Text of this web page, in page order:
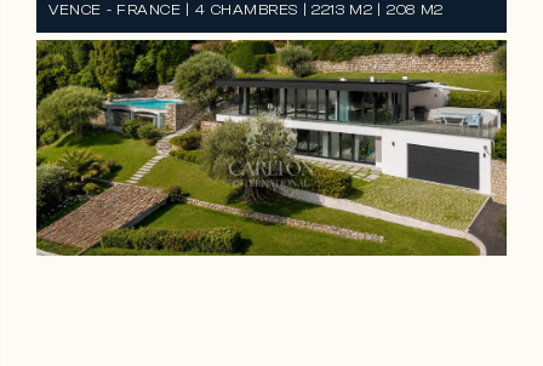
VENCE - FRANCE | 4 CHAMBRES | 2213 M2 | 208 M2